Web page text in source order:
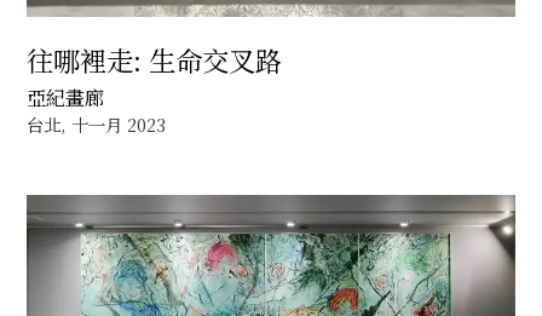
往哪裡走: 生命交叉路
亞紀畫廊
台北, 十一月 2023